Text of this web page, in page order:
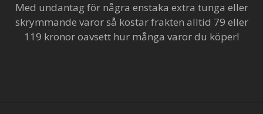
Med undantag för några enstaka extra tunga eller
skrymmande varor så kostar frakten alltid 79 eller
119 kronor oavsett hur många varor du köper!